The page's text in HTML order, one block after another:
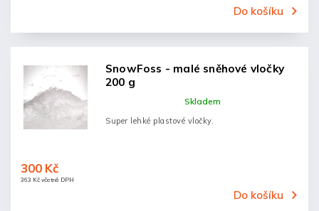
Do košíku
SnowFoss - malé sněhové vločky
200 g
Skladem
363 Kč včetně DPH
300 Kč
Do košíku
Super lehké plastové vločky.